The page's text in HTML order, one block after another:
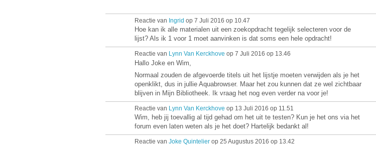
Reactie van Ingrid op 7 Juli 2016 op 10.47
Hoe kan ik alle materialen uit een zoekopdracht tegelijk selecteren voor de
lijst? Als ik 1 voor 1 moet aanvinken is dat soms een hele opdracht!
Reactie van Lynn Van Kerckhove op 7 Juli 2016 op 13.46
Hallo Joke en Wim,
Normaal zouden de afgevoerde titels uit het lijstje moeten verwijden als je het
openklikt, dus in jullie Aquabrowser. Maar het zou kunnen dat ze wel zichtbaar
blijven in Mijn Bibliotheek. Ik vraag het nog even verder na voor je!
Reactie van Lynn Van Kerckhove op 13 Juli 2016 op 11.51
Wim, heb jij toevallig al tijd gehad om het uit te testen? Kun je het ons via het
forum even laten weten als je het doet? Hartelijk bedankt al!
Reactie van Joke Quintelierop 25 Augustus 2016 op 13.42